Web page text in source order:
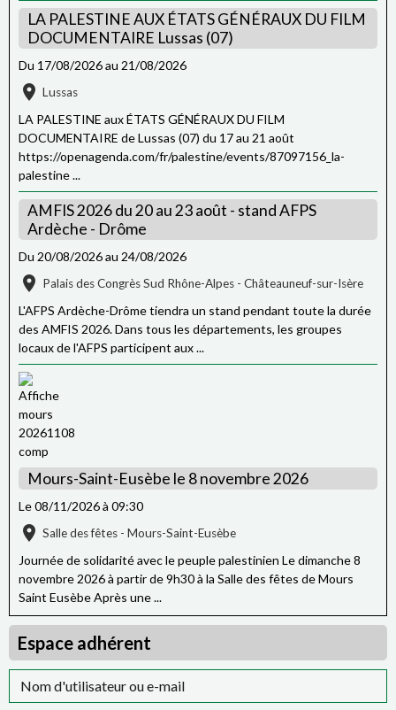
LA PALESTINE AUX ÉTATS GÉNÉRAUX DU FILM
DOCUMENTAIRE Lussas (07)
Du 17/08/2026au 21/08/2026
Lussas
LA PALESTINE aux ÉTATS GÉNÉRAUX DU FILM
DOCUMENTAIRE de Lussas (07) du 17 au 21 août
https://openagenda.com/fr/palestine/events/87097156_la-
palestine ...
AMFIS 2026 du 20 au 23 août - stand AFPS
Ardèche - Drôme
Du 20/08/2026au 24/08/2026
Palais des Congrès Sud Rhône-Alpes - Châteauneuf-sur-Isère
L'AFPS Ardèche-Drôme tiendra un stand pendant toute la durée
des AMFIS 2026. Dans tous les départements, les groupes
locaux de l'AFPS participent aux ...
Mours-Saint-Eusèbe le 8 novembre 2026
Le 08/11/2026à 09:30
Salle des fêtes - Mours-Saint-Eusèbe
Journée de solidarité avec le peuple palestinien Le dimanche 8
novembre 2026 à partir de 9h30 à la Salle des fêtes de Mours
Saint Eusèbe Après une ...
Espace adhérent